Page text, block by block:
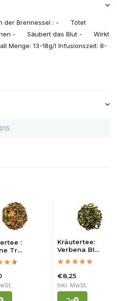
der Brennessel : - Tötet
- Säubert das Blut - Wirkt
13-18g/l Infusionszeit: 8-
:
Tr...
Kräutertee:
Verbena BI...
€8,25
Inkl. MwSt.